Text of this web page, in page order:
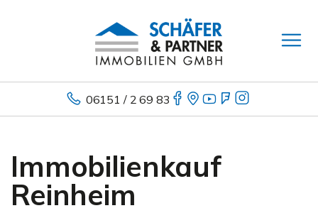
06151 / 2 69 83
Immobilienkauf
Reinheim